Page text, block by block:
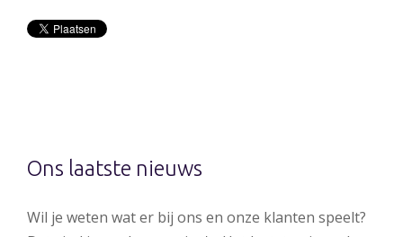
Ons laatste nieuws
Wil je weten wat er bij ons en onze klanten speelt?